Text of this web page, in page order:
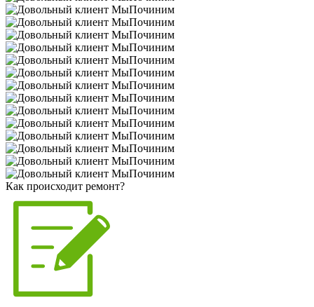
Как происходит ремонт?